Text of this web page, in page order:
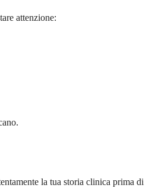
attenzione:
la tua storia clinica prima di